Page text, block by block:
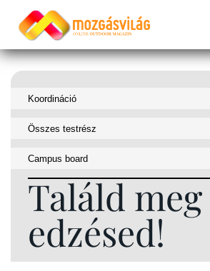
Találd meg
edzésed!